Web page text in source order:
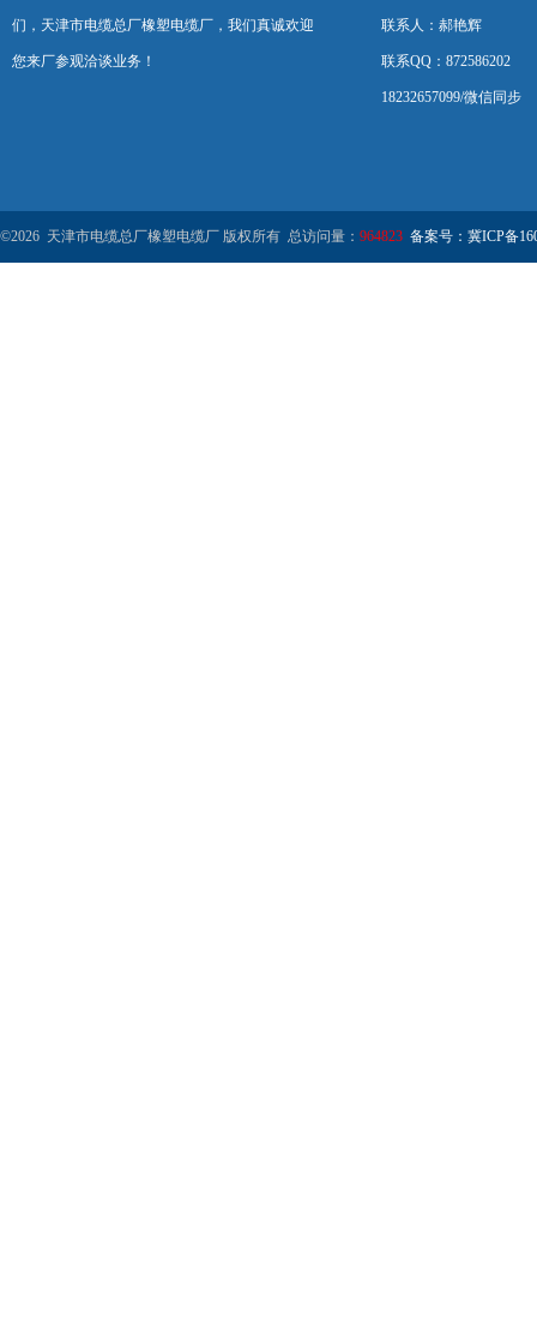
们，天津市电缆总厂橡塑电缆厂，我们真诚欢迎
您来厂参观洽谈业务！
联系人：郝艳辉
联系QQ：872586202
18232657099/微信同步
©2026 天津市电缆总厂橡塑电缆厂 版权所有 总访问量： 964823 备案号：冀ICP备